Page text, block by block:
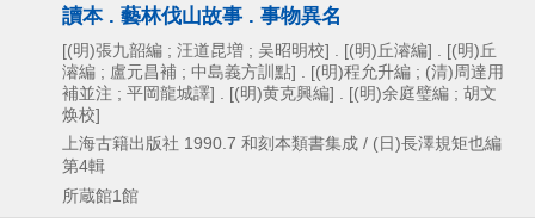
讀本 . 藝林伐山故事 . 事物異名
[(明)張九韶編 ; 汪道昆増 ; 吴昭明校] . [(明)丘濬編] . [(明)丘
濬編 ; 盧元昌補 ; 中島義方訓點] . [(明)程允升編 ; (清)周達用
補並注 ; 平岡龍城譯] . [(明)黄克興編] . [(明)余庭璧編 ; 胡文
焕校]
上海古籍出版社 1990.7 和刻本類書集成 / (日)長澤規矩也編
第4輯
所蔵館1館